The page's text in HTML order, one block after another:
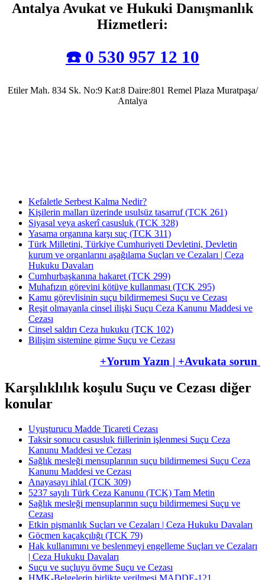
Antalya Avukat ve Hukuki Danışmanlık
Hizmetleri:
☎️ 0 530 957 12 10
Etiler Mah. 834 Sk. No:9 Kat:8 Daire:801 Remel Plaza Muratpaşa/
Antalya
Kefaletle Serbest Kalma Nedir?
Kişilerin malları üzerinde usulsüz tasarruf (TCK 261)
Siyasal veya askerî casusluk (TCK 328)
Yasama organına karşı suç (TCK 311)
Türk Milletini, Türkiye Cumhuriyeti Devletini, Devletin
kurum ve organlarını aşağılama Suçları ve Cezaları | Ceza
Hukuku Davaları
​​​​​​​Cumhurbaşkanına hakaret (TCK 299)
Muhafızın görevini kötüye kullanması (TCK 295)
Kamu görevlisinin suçu bildirmemesi Suçu ve Cezası
Reşit olmayanla cinsel ilişki Suçu Ceza Kanunu Maddesi ve
Cezası
Cinsel saldırı Ceza hukuku (TCK 102)
Bilişim sistemine girme Suçu ve Cezası
+Yorum Yazın | +Avukata sorun
Karşılıklılık koşulu Suçu ve Cezası diğer
konular
Uyuşturucu Madde Ticareti Cezası
Taksir sonucu casusluk fiillerinin işlenmesi Suçu Ceza
Kanunu Maddesi ve Cezası
Sağlık mesleği mensuplarının suçu bildirmemesi Suçu Ceza
Kanunu Maddesi ve Cezası
Anayasayı ihlal (TCK 309)
5237 sayılı Türk Ceza Kanunu (TCK) Tam Metin
Sağlık mesleği mensuplarının suçu bildirmemesi Suçu ve
Cezası
Etkin pişmanlık Suçları ve Cezaları | Ceza Hukuku Davaları
Göçmen kaçakçılığı (TCK 79)
Hak kullanımını ve beslenmeyi engelleme Suçları ve Cezaları
| Ceza Hukuku Davaları
Suçu ve suçluyu övme Suçu ve Cezası
HMK-Belgelerin birlikte verilmesi MADDE-121